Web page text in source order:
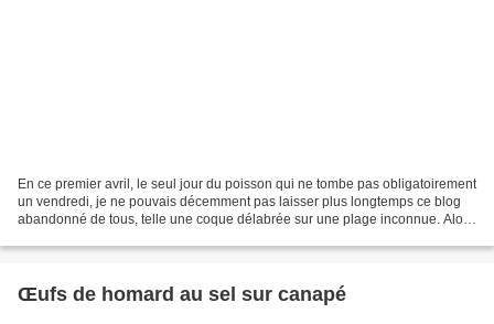
En ce premier avril, le seul jour du poisson qui ne tombe pas obligatoirement
un vendredi, je ne pouvais décemment pas laisser plus longtemps ce blog
abandonné de tous, telle une coque délabrée sur une plage inconnue. Alors
Œufs de homard au sel sur canapé